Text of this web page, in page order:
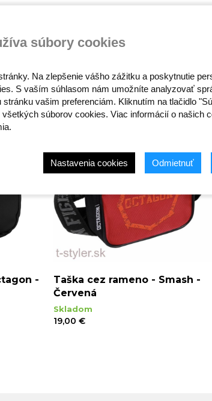
-
Taška cez rameno - Smash -
Červená
Skladom
19,00 €
súbory cookies
Na zlepšenie vášho zážitku a poskytnutie
S vaším súhlasom nám umožníte analyzovať
vašim preferenciám. Kliknutím na tlačidlo
súborov cookies. Viac informácií o našich
Nastavenia cookies Odmietnuť